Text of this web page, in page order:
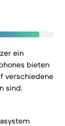
ein
bieten
verschiedene
sind.